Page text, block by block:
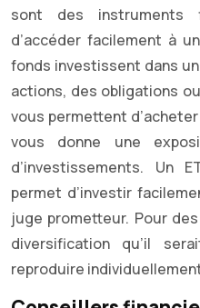
sont des instruments
d’accéder facilement à
fonds investissent dans
actions, des obligations
vous permettent
vous donne une
d’investissements. Un
permet d’investir
juge prometteur. Pour
diversification qu’il
reproduire